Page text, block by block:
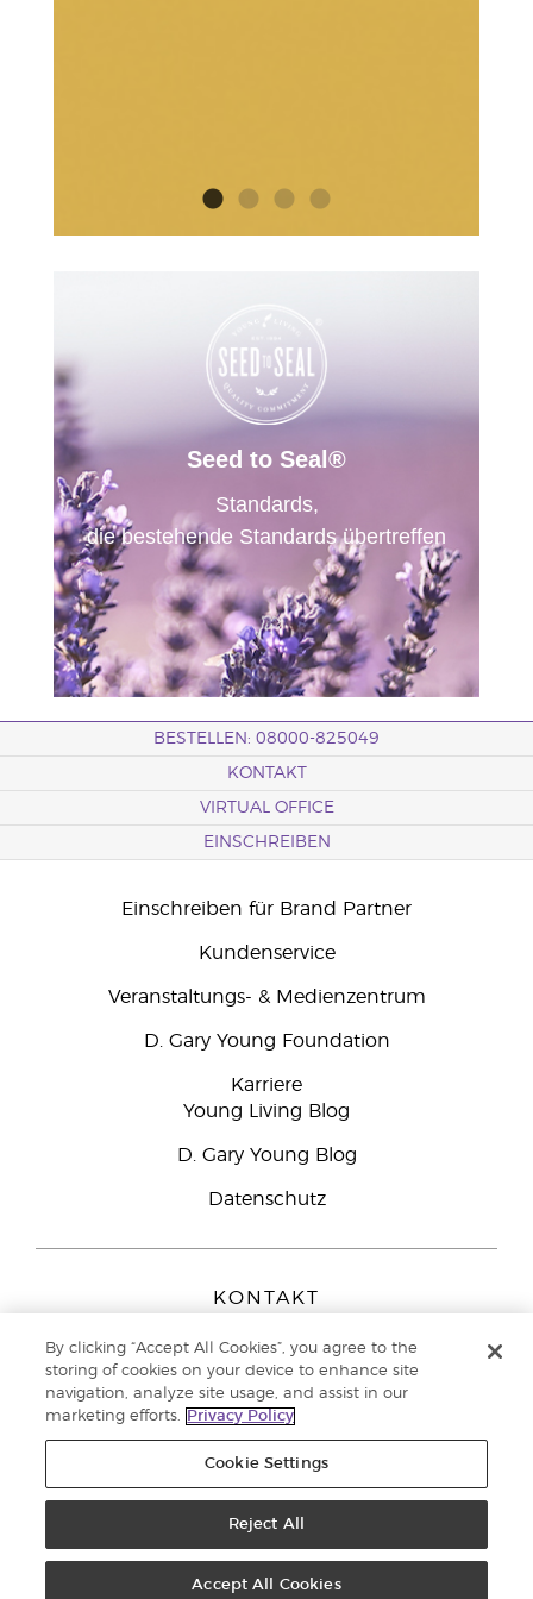
Seed to Seal®
Standards,
die bestehende Standards übertreffen
BESTELLEN: 08000-825049
KONTAKT
VIRTUAL OFFICE
EINSCHREIBEN
Einschreiben für Brand Partner
Kundenservice
Veranstaltungs- & Medienzentrum
D. Gary Young Foundation
Karriere
Young Living Blog
D. Gary Young Blog
Datenschutz
KONTAKT
Peizerweg 97
9727 AJ Groningen
Netherlands
Kundenservice:08000-825049
Datenschutzerklärung
By clicking “Accept All Cookies”, you agree to the
storing of cookies on your device to enhance site
navigation, analyze site usage, and assist in our
marketing efforts.
Privacy Policy
Cookie Settings
Reject All
Accept All Cookies